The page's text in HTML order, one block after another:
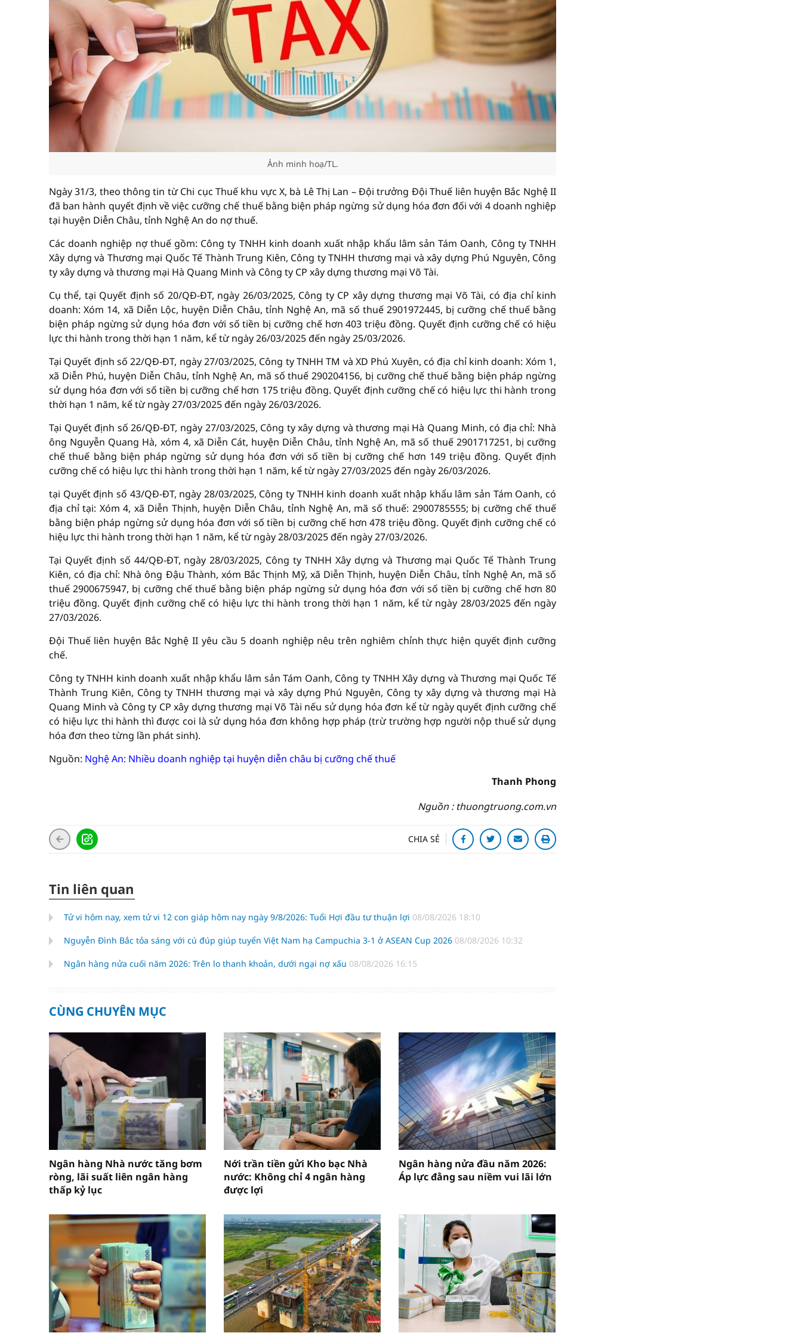
Ảnh minh hoạ/TL.
Ngày 31/3, theo thông tin từ Chi cục Thuế khu vực X, bà Lê Thị Lan – Đội trưởng Đội Thuế liên huyện Bắc Nghệ II
đã ban hành quyết định về việc cưỡng chế thuế bằng biện pháp ngừng sử dụng hóa đơn đối với 4 doanh nghiệp
tại huyện Diễn Châu, tỉnh Nghệ An do nợ thuế.
Các doanh nghiệp nợ thuế gồm: Công ty TNHH kinh doanh xuất nhập khẩu lâm sản Tám Oanh, Công ty TNHH
Xây dựng và Thương mại Quốc Tế Thành Trung Kiên, Công ty TNHH thương mại và xây dựng Phú Nguyên, Công
ty xây dựng và thương mại Hà Quang Minh và Công ty CP xây dựng thương mại Võ Tài.
Cụ thể, tại Quyết định số 20/QĐ-ĐT, ngày 26/03/2025, Công ty CP xây dựng thương mại Võ Tài, có địa chỉ kinh
doanh: Xóm 14, xã Diễn Lộc, huyện Diễn Châu, tỉnh Nghệ An, mã số thuế 2901972445, bị cưỡng chế thuế bằng
biện pháp ngừng sử dụng hóa đơn với số tiền bị cưỡng chế hơn 403 triệu đồng. Quyết định cưỡng chế có hiệu
lực thi hành trong thời hạn 1 năm, kể từ ngày 26/03/2025 đến ngày 25/03/2026.
Tại Quyết định số 22/QĐ-ĐT, ngày 27/03/2025, Công ty TNHH TM và XD Phú Xuyên, có địa chỉ kinh doanh: Xóm 1,
xã Diễn Phú, huyện Diễn Châu, tỉnh Nghệ An, mã số thuế 290204156, bị cưỡng chế thuế bằng biện pháp ngừng
sử dụng hóa đơn với số tiền bị cưỡng chế hơn 175 triệu đồng. Quyết định cưỡng chế có hiệu lực thi hành trong
thời hạn 1 năm, kể từ ngày 27/03/2025 đến ngày 26/03/2026.
Tại Quyết định số 26/QĐ-ĐT, ngày 27/03/2025, Công ty xây dựng và thương mại Hà Quang Minh, có địa chỉ: Nhà
ông Nguyễn Quang Hà, xóm 4, xã Diễn Cát, huyện Diễn Châu, tỉnh Nghệ An, mã số thuế 2901717251, bị cưỡng
chế thuế bằng biện pháp ngừng sử dụng hóa đơn với số tiền bị cưỡng chế hơn 149 triệu đồng. Quyết định
cưỡng chế có hiệu lực thi hành trong thời hạn 1 năm, kể từ ngày 27/03/2025 đến ngày 26/03/2026.
tại Quyết định số 43/QĐ-ĐT, ngày 28/03/2025, Công ty TNHH kinh doanh xuất nhập khẩu lâm sản Tám Oanh, có
địa chỉ tại: Xóm 4, xã Diễn Thịnh, huyện Diễn Châu, tỉnh Nghệ An, mã số thuế: 2900785555; bị cưỡng chế thuế
bằng biện pháp ngừng sử dụng hóa đơn với số tiền bị cưỡng chế hơn 478 triệu đồng. Quyết định cưỡng chế có
hiệu lực thi hành trong thời hạn 1 năm, kể từ ngày 28/03/2025 đến ngày 27/03/2026.
Tại Quyết định số 44/QĐ-ĐT, ngày 28/03/2025, Công ty TNHH Xây dựng và Thương mại Quốc Tế Thành Trung
Kiên, có địa chỉ: Nhà ông Đậu Thành, xóm Bắc Thịnh Mỹ, xã Diễn Thịnh, huyện Diễn Châu, tỉnh Nghệ An, mã số
thuế 2900675947, bị cưỡng chế thuế bằng biện pháp ngừng sử dụng hóa đơn với số tiền bị cưỡng chế hơn 80
triệu đồng. Quyết định cưỡng chế có hiệu lực thi hành trong thời hạn 1 năm, kể từ ngày 28/03/2025 đến ngày
27/03/2026.
Đội Thuế liên huyện Bắc Nghệ II yêu cầu 5 doanh nghiệp nêu trên nghiêm chỉnh thực hiện quyết định cưỡng
chế.
Công ty TNHH kinh doanh xuất nhập khẩu lâm sản Tám Oanh, Công ty TNHH Xây dựng và Thương mại Quốc Tế
Thành Trung Kiên, Công ty TNHH thương mại và xây dựng Phú Nguyên, Công ty xây dựng và thương mại Hà
Quang Minh và Công ty CP xây dựng thương mại Võ Tài nếu sử dụng hóa đơn kể từ ngày quyết định cưỡng chế
có hiệu lực thi hành thì được coi là sử dụng hóa đơn không hợp pháp (trừ trường hợp người nộp thuế sử dụng
hóa đơn theo từng lần phát sinh).
Nguồn: Nghệ An: Nhiều doanh nghiệp tại huyện diễn châu bị cưỡng chế thuế
Thanh Phong
Nguồn : thuongtruong.com.vn
CHIA SẺ
Tin liên quan
Tử vi hôm nay, xem tử vi 12 con giáp hôm nay ngày 9/8/2026: Tuổi Hợi đầu tư thuận lợi 08/08/2026 18:10
Nguyễn Đình Bắc tỏa sáng với cú đúp giúp tuyển Việt Nam hạ Campuchia 3-1 ở ASEAN Cup 2026 08/08/2026 10:32
Ngân hàng nửa cuối năm 2026: Trên lo thanh khoản, dưới ngại nợ xấu 08/08/2026 16:15
CÙNG CHUYÊN MỤC
Ngân hàng Nhà nước tăng bơm
ròng, lãi suất liên ngân hàng
thấp kỷ lục
Nới trần tiền gửi Kho bạc Nhà
nước: Không chỉ 4 ngân hàng
được lợi
Ngân hàng nửa đầu năm 2026:
Áp lực đằng sau niềm vui lãi lớn